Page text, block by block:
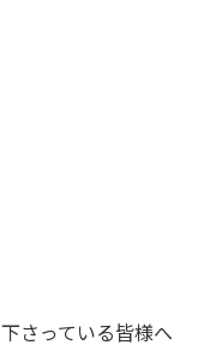
さっている皆様へ